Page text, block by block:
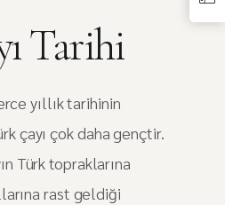
Tarihi
yıllık tarihinin
çayı çok daha gençtir.
Türk topraklarına
rast geldiği